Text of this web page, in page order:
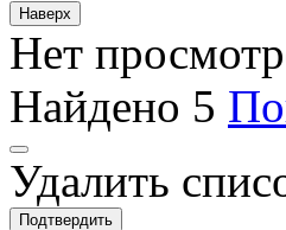
Наверх
Нет
Найдено 5
Удалить
Подтвердить